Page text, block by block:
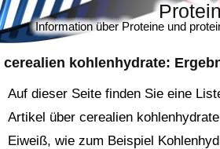
cerealien kohlenhydrate:
Information über Proteine und
Auf dieser Seite finden Sie eine
Artikel über cerealien
Eiweiß, wie zum Beispiel